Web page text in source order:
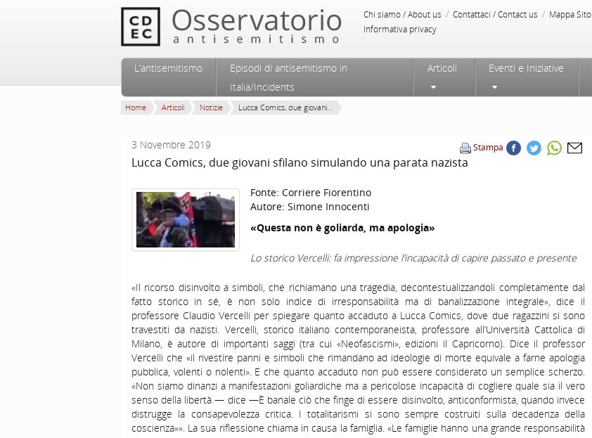
Chi siamo / About us / Contattaci / Contact us / Mappa Sito
Informativa privacy
Menu principale
Vai al contenuto principale
Vai al contenuto secondario
L’antisemitismo
Episodi di antisemitismo in
Italia/Incidents
Articoli Eventi e Iniziative
Home Articoli Notizie Lucca Comics, due giovani...
Stampa
3 Novembre 2019
Lucca Comics, due giovani sfilano simulando una parata nazista
Fonte: Corriere Fiorentino
Autore: Simone Innocenti
«Questa non è goliarda, ma apologia»
Lo storico Vercelli: fa impressione l’incapacità di capire passato e presente
«Il ricorso disinvolto a simboli, che richiamano una tragedia, decontestualizzandoli completamente dal
fatto storico in sé, è non solo indice di irresponsabilità ma di banalizzazione integrale», dice il
professore Claudio Vercelli per spiegare quanto accaduto a Lucca Comics, dove due ragazzini si sono
travestiti da nazisti. Vercelli, storico italiano contemporaneista, professore all’Università Cattolica di
Milano, è autore di importanti saggi (tra cui «Neofascismi», edizioni il Capricorno). Dice il professor
Vercelli che «il rivestire panni e simboli che rimandano ad ideologie di morte equivale a farne apologia
pubblica, volenti o nolenti». E che quanto accaduto non può essere considerato un semplice scherzo.
«Non siamo dinanzi a manifestazioni goliardiche ma a pericolose incapacità di cogliere quale sia il vero
senso della libertà — dice —È banale ciò che finge di essere disinvolto, anticonformista, quando invece
distrugge la consapevolezza critica. I totalitarismi si sono sempre costruiti sulla decadenza della
coscienza»». La sua riflessione chiama in causa la famiglia. «Le famiglie hanno una grande responsabilità